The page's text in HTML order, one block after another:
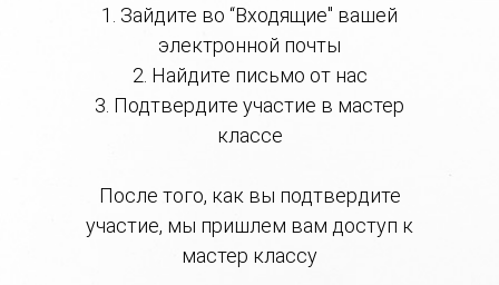
1. Зайдите во “Входящие" вашей
электронной почты
2. Найдите письмо от нас
3. Подтвердите участие в мастер
классе
После того, как вы подтвердите
участие, мы пришлем вам доступ к
мастер классу